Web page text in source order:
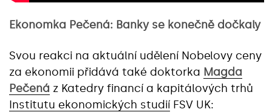
Ekonomka Pečená: Banky se konečně dočkaly
Svou reakci na aktuální udělení Nobelovy ceny
za ekonomii přidává také doktorka Magda
Pečená z Katedry financí a kapitálových trhů
Institutu ekonomických studií FSV UK: